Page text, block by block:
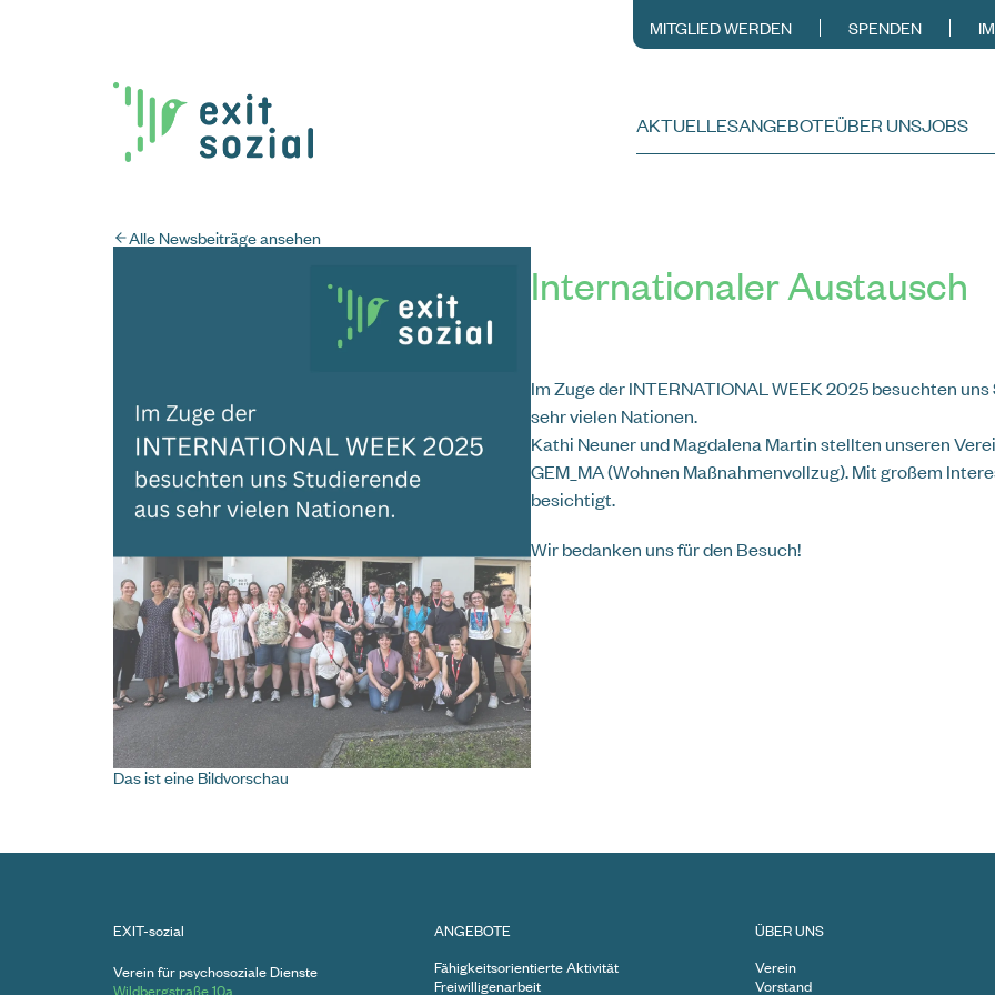
0732 / 2177
Rund um die Uhr.
Die Krisenhilfe OÖ bietet rasche und professionelle Hilfe und Unterstützung bei
psychischen Krisen. Unter der Nummer 0732 / 2177 ist die Krisenhilfe OÖ rund um die
Uhr für Anrufer:innen aus ganz Oberösterreich erreichbar.
MITGLIED WERDEN SPENDEN
AKTUELLESANGEBOTEÜBER UNSJOBS
Alle Newsbeiträge ansehen
Das ist eine Bildvorschau
Internationaler Austausch
Im Zuge der INTERNATIONAL WEEK 2025besuchten uns
sehr vielen Nationen.
Kathi Neuner und Magdalena Martin stellten unseren
GEM_MA (Wohnen Maßnahmenvollzug). Mit großem
besichtigt.
Wir bedanken uns für den Besuch!
EXIT-sozial
Verein für psychosoziale Dienste
Wildbergstraße 10a
ANGEBOTE
Fähigkeitsorientierte Aktivität
Freiwilligenarbeit
ÜBER UNS
Verein
Vorstand